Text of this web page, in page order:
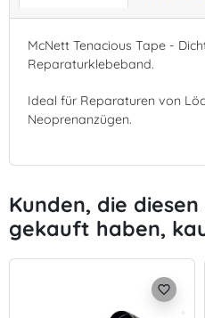
McNett Tenacious Tape -
Reparaturklebeband.
Ideal für Reparaturen von
Neoprenanzügen.
Kunden, die
gekauft haben,
favorite_border